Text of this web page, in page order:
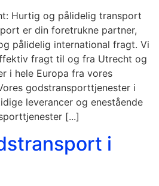
Hurtig og pålidelig transport
er din foretrukne partner,
pålidelig international fragt. Vi
fragt til og fra Utrecht og
i hele Europa fra vores
godstransporttjenester i
leverancer og enestående
[...]
i